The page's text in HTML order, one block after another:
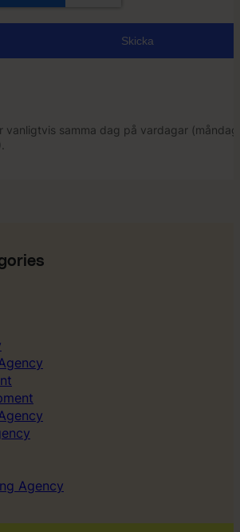
vanligtvis samma dag på vardagar
Agency